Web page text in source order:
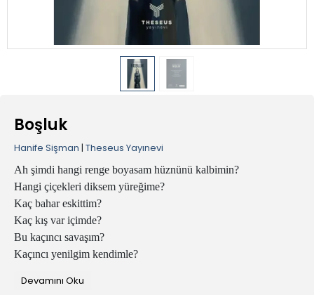
Boşluk
Hanife Sişman | Theseus Yayınevi
Ah şimdi hangi renge boyasam hüznünü kalbimin?
Hangi çiçekleri diksem yüreğime?
Kaç bahar eskittim?
Kaç kış var içimde?
Bu kaçıncı savaşım?
Kaçıncı yenilgim kendimle?
Bu yağmurlar çürütecek beni…
Devamını Oku